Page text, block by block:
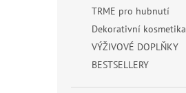
TRME pro hubnutí
Dekorativní kosmetika
VÝŽIVOVÉ DOPLŇKY
BESTSELLERY